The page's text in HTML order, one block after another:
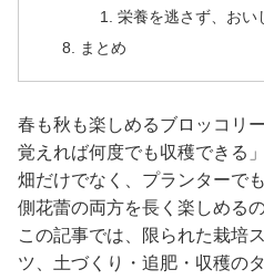
栄養を逃さず、おい
まとめ
春も秋も楽しめるブロッコリ
覚えれば何度でも収穫できる
畑だけでなく、プランターで
側花蕾の両方を長く楽しめるの
この記事では、限られた栽培
ツ、土づくり・追肥・収穫の